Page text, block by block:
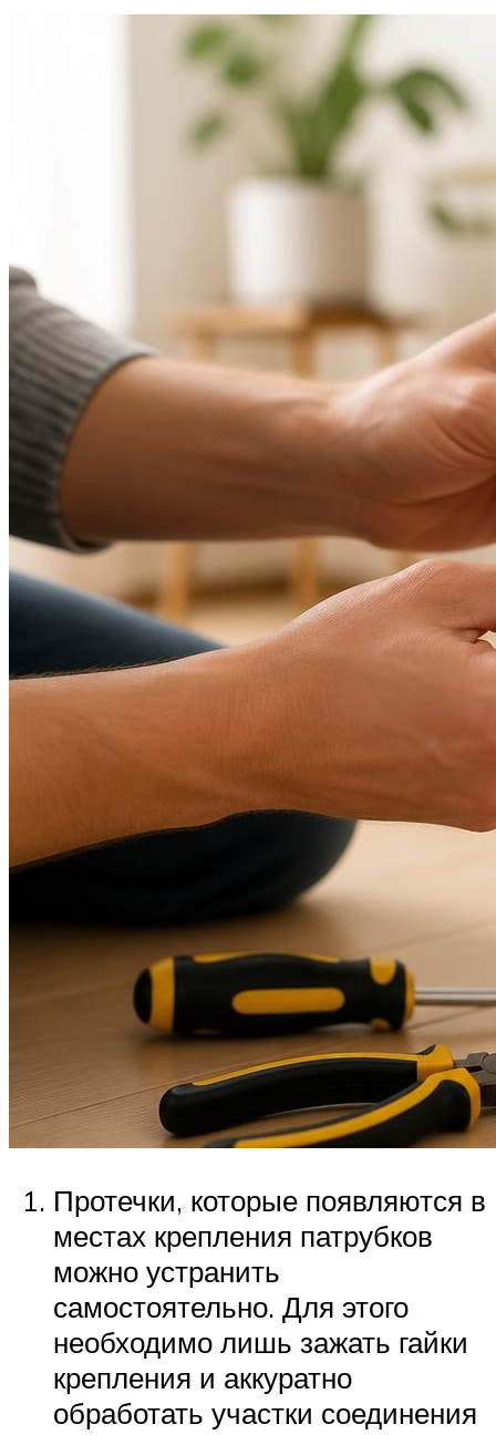
Протечки, которые появляются в
местах крепления патрубков
можно устранить
самостоятельно. Для этого
необходимо лишь зажать гайки
крепления и аккуратно
обработать участки соединения